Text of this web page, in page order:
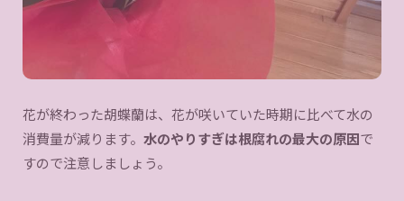
花が終わった胡蝶蘭は、花が咲いていた時期に比べて水の
消費量が減ります。 水のやりすぎは根腐れの最大の原因で
すので注意しましょう。